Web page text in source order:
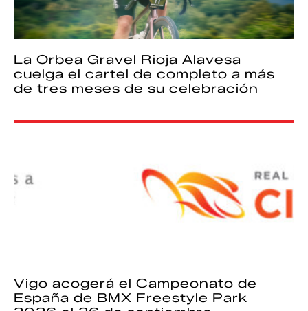
La Orbea Gravel Rioja Alavesa
cuelga el cartel de completo a más
de tres meses de su celebración
Vigo acogerá el Campeonato de
España de BMX Freestyle Park